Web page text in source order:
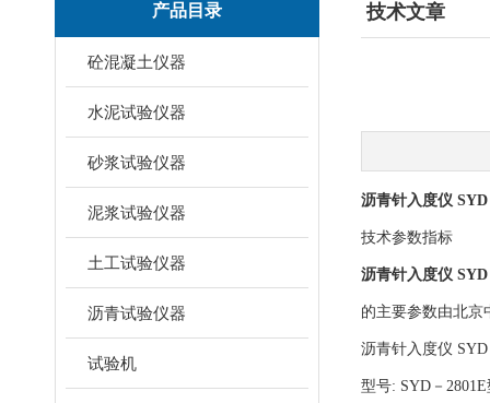
产品目录
砼混凝土仪器
水泥试验仪器
砂浆试验仪器
泥浆试验仪器
土工试验仪器
沥青试验仪器
试验机
技术文章
沥青针入度仪 SYD
技术参数指标
沥青针入度仪 SYD
的主要参数由北京
沥青针入度仪 SYD
型号: SYD－2801E